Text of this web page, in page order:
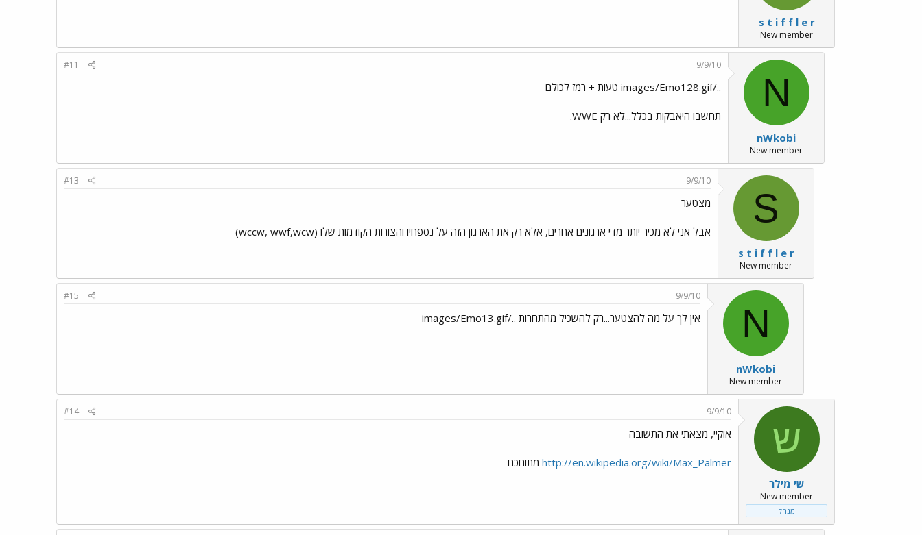
s t i f f l e r
New member
N
nWkobi
New member
9/9/10
#11
../images/Emo128.gif טעות + רמז לכולם
תחשבו היאבקות בכלל...לא רק WWE.
S
s t i f f l e r
New member
9/9/10
#13
מצטער
אבל אני לא מכיר יותר מדי ארגונים אחרים, אלא רק את הארגון הזה על נספחיו והצורות הקודמות שלו (wccw, wwf,wcw)
N
nWkobi
New member
9/9/10
#15
אין לך על מה להצטער...רק להשכיל מהתחרות ../images/Emo13.gif
ש
שי מילר
New member
מנהל
9/9/10
#14
אוקיי, מצאתי את התשובה
http://en.wikipedia.org/wiki/Max_Palmer מתוחכם